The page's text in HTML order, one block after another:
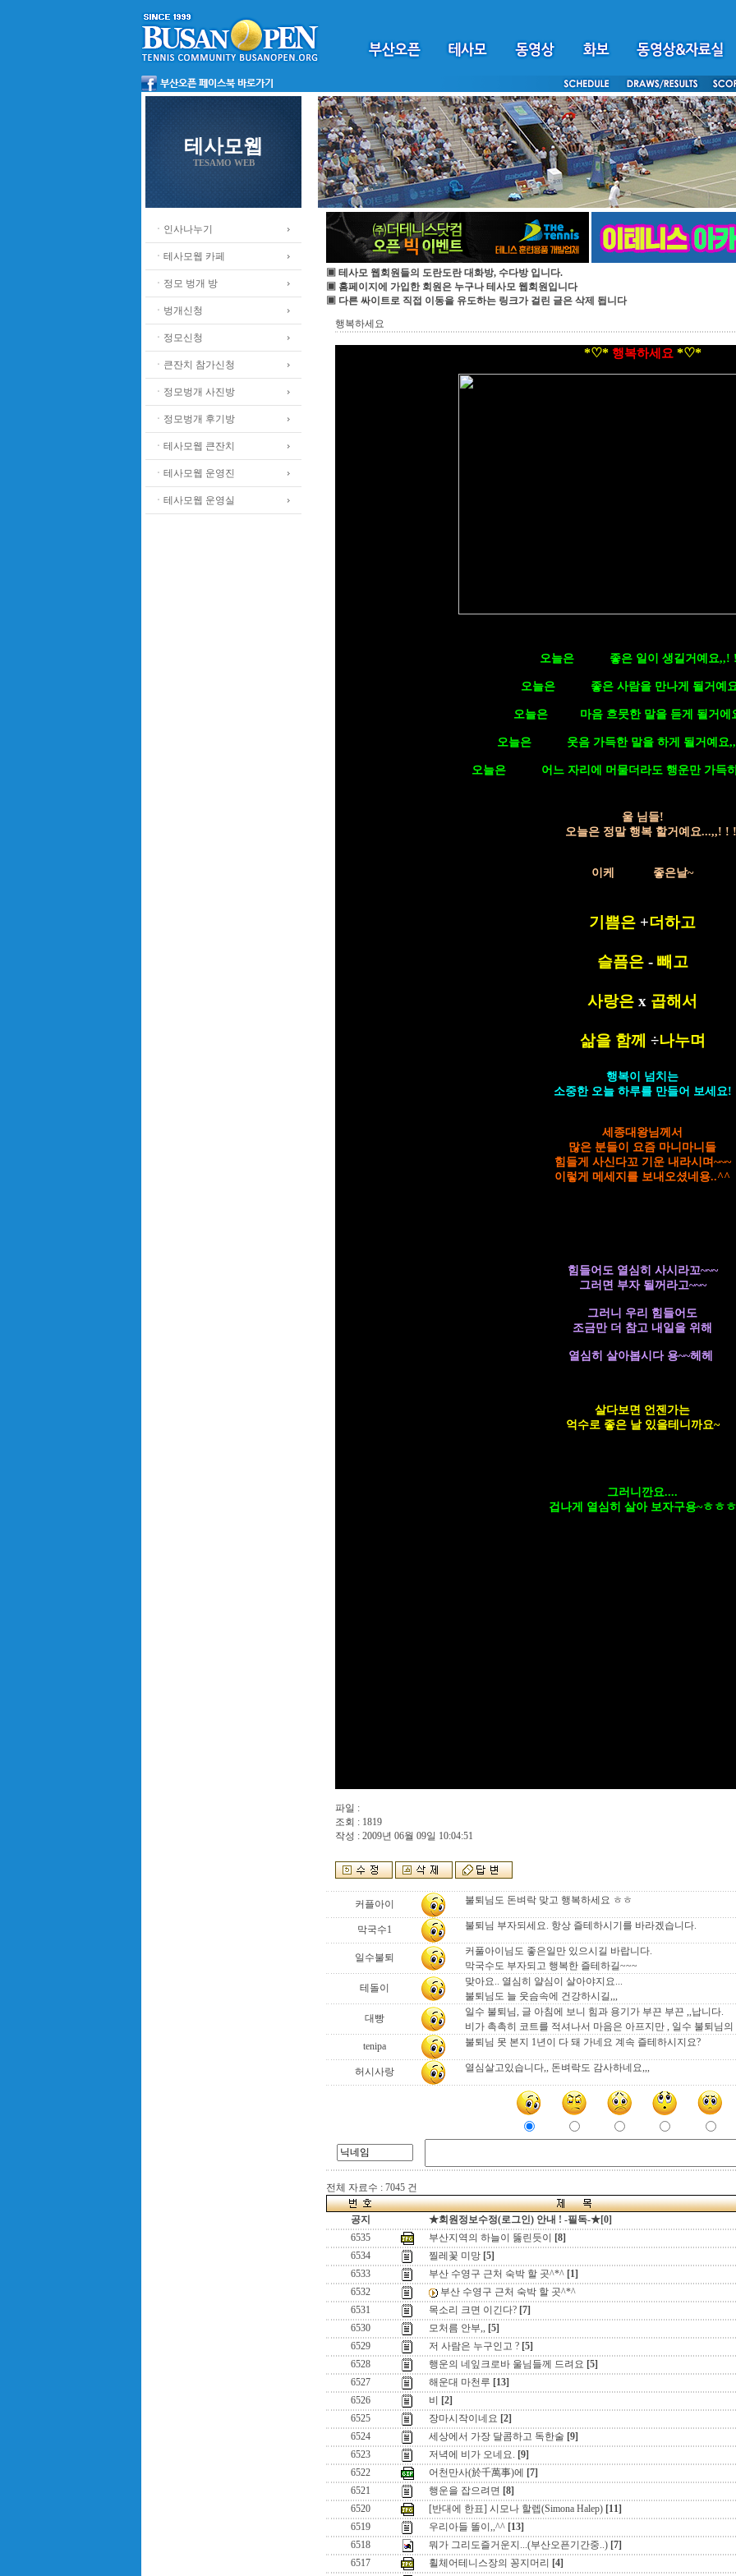
테사모웹
TESAMO WEB
ㆍ인사나누기
ㆍ테사모웹 카페
ㆍ정모 벙개 방
ㆍ벙개신청
ㆍ정모신청
ㆍ큰잔치 참가신청
ㆍ정모벙개 사진방
ㆍ정모벙개 후기방
ㆍ테사모웹 큰잔치
ㆍ테사모웹 운영진
ㆍ테사모웹 운영실
▣ 테사모 웹회원들의 도란도란 대화방, 수다방 입니다.
▣ 홈페이지에 가입한 회원은 누구나 테사모 웹회원입니다
▣ 다른 싸이트로 직접 이동을 유도하는 링크가 걸린 글은 삭제 됩니다
행복하세요
*♡* 행복하세요 *♡*
오늘은 좋은 일이 생길거예요,,!
오늘은 좋은 사람을 만나게 될거예
오늘은 마음 흐뭇한 말을 듣게 될거
오늘은 웃음 가득한 말을 하게 될거예요
오늘은 어느 자리에 머물더라도 행운만 가득
울 님들!
오늘은 정말 행복 할거예요...,,! ! !
이케 좋은날~
기쁨은 +더하고
슬픔은 - 빼고
사랑은 x 곱해서
삶을 함께 ÷나누며
행복이 넘치는
소중한 오늘 하루를 만들어 보세요!
세종대왕님께서
많은 분들이 요즘 마니마니들
힘들게 사신다꼬 기운 내라시며~~~
이렇게 메세지를 보내오셨네용..^^
힘들어도 열심히 사시라꼬~~~
그러면 부자 될꺼라고~~~
그러니 우리 힘들어도
조금만 더 참고 내일을 위해
열심히 살아봅시다 용~~헤헤
살다보면 언젠가는
억수로 좋은 날 있을테니까요~
그러니깐요....
겁나게 열심히 살아 보자구용~ㅎㅎㅎ
파일 :
조회 : 1819
작성 : 2009년 06월 09일 10:04:51
커플아이 불퇴님도 돈벼락 맞고 행복하세요 ㅎㅎ
막국수1 불퇴님 부자되세요. 항상 즐테하시기를 바라겠습니다.
일수불퇴
커풀아이님도 좋은일만 있으시길 바랍니다.
막국수도 부자되고 행복한 즐테하길~~~
테돌이
맞아요.. 열심히 얄심이 살아야지요...
불퇴님도 늘 웃슴속에 건강하시길,,,
대빵
일수 불퇴님, 글 아침에 보니 힘과 용기가 부끈 부끈 ,,납니다.
비가 촉촉히 코트를 적셔나서 마음은 아프지만 , 일수 불퇴님
tenipa
불퇴님 못 본지 1년이 다 돼 가네요 계속 즐테하시지요?
허시사랑 열심살고있습니다,, 돈벼락도 감사하네요,,,
전체 자료수 : 7045 건
공지
★회원정보수정(로그인) 안내 ! -필독-★[0]
6535
부산지역의 하늘이 뚫린듯이
[8]
6534
찔레꽃 미망 [5]
6533
부산 수영구 근처 숙박 할 곳^*^ [1]
6532
부산 수영구 근처 숙박 할 곳^*^
6531
목소리 크면 이긴다? [7]
6530
모처름 안부,, [5]
6529
저 사람은 누구인고 ? [5]
6528
행운의 네잎크로바 울님들께 드려요 [5]
6527
해운대 마천루 [13]
6526
비
[2]
6525
장마시작이네요 [2]
6524
세상에서 가장 달콤하고 독한술 [9]
6523
저녁에 비가 오네요. [9]
6522
어천만사(於千萬事)에
[7]
6521
행운을 잡으려면 [8]
6520
[반대에 한표] 시모나 할렙(Simona Halep) [11]
6519
우리아들 똘이,,^^ [13]
6518
뭐가 그리도즐거운지...(부산오픈기간중..) [7]
6517
휠체어테니스장의 꽁지머리
[4]